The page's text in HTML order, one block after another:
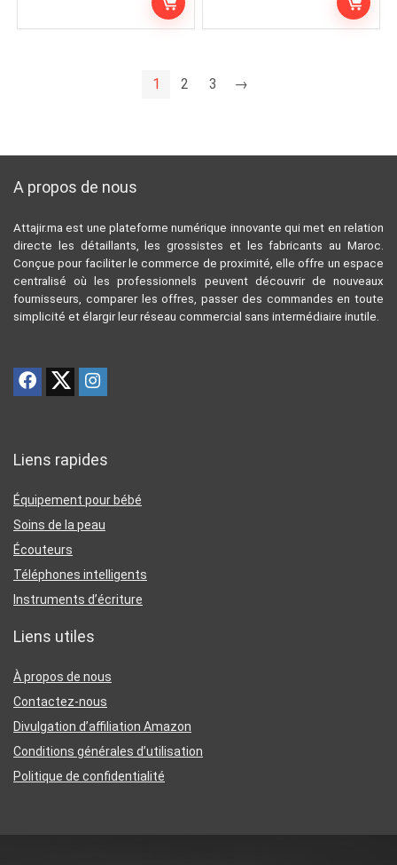
1 2 3 →
A propos de nous
Attajir.ma est une plateforme numérique innovante qui met en relation
directe les détaillants, les grossistes et les fabricants au Maroc.
Conçue pour faciliter le commerce de proximité, elle offre un espace
centralisé où les professionnels peuvent découvrir de nouveaux
fournisseurs, comparer les offres, passer des commandes en toute
simplicité et élargir leur réseau commercial sans intermédiaire inutile.
Liens rapides
Équipement pour bébé
Soins de la peau
Écouteurs
Téléphones intelligents
Instruments d’écriture
Liens utiles
À propos de nous
Contactez-nous
Divulgation d’affiliation Amazon
Conditions générales d’utilisation
Politique de confidentialité